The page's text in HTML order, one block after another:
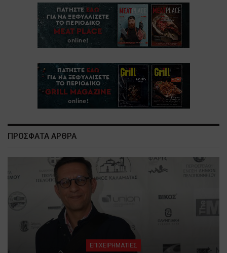
ΠΡΟΣΦΑΤΑ ΑΡΘΡΑ
ΕΠΙΧΕΙΡΗΜΑΤΙΕΣ